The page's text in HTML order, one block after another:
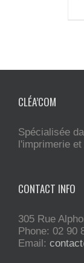
CLÉA’COM
Spécialisée
l'imprimerie
CONTACT INFO
305 Rue
Phone: 02 90
Email: